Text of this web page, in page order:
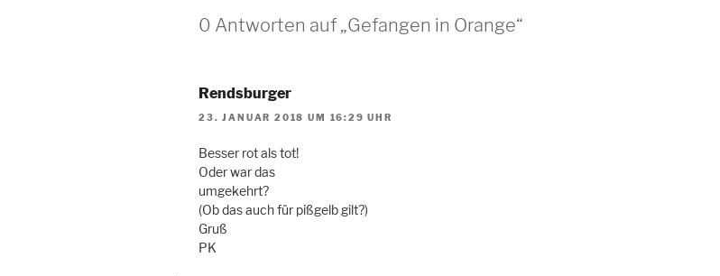
0 Antworten auf „Gefangen in Orange“
Rendsburger
23. JANUAR 2018 UM 16:29 UHR
Besser rot als tot!
Oder war das
umgekehrt?
(Ob das auch für pißgelb gilt?)
Gruß
PK